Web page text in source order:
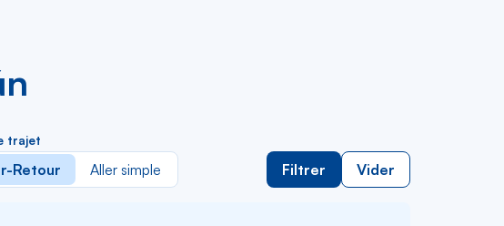
trajet
Retour Aller simple Filtrer Vider